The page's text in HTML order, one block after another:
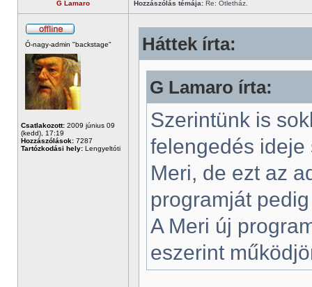
G Lamaro Hozzászólás témája: Re: Ötletház.
Ó-nagy-admin "backstage"
Csatlakozott: 2009 június 09
(kedd), 17:19
Hozzászólások: 7287
Tartózkodási hely: Lengyeltóti
Háttek írta:
G Lamaro írta:
Szerintünk is
felengedés ideje
Meri, de ezt az
programját
A Meri új
eszerint